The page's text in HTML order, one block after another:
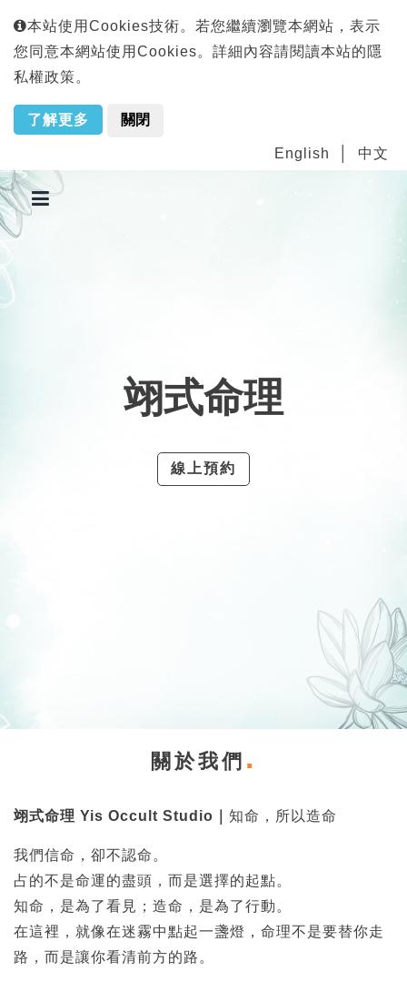
本站使用Cookies技術。若您繼續瀏覽本網站，表示
您同意本網站使用Cookies。詳細內容請閱讀本站的隱
私權政策。
了解更多 關閉
English 中文
翊式命理
線上預約
關於我們
翊式命理 Yis Occult Studio｜ 知命，所以造命
我們信命，卻不認命。
占的不是命運的盡頭，而是選擇的起點。
知命，是為了看見；造命，是為了行動。
在這裡，就像在迷霧中點起一盞燈，命理不是要替你走
路，而是讓你看清前方的路。